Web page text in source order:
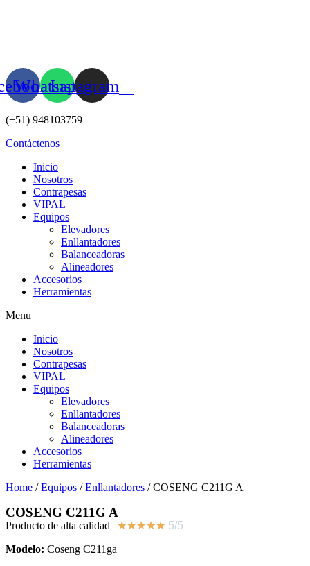
WhatsappInstagram
(+51) 948103759
Contáctenos
Inicio
Nosotros
Contrapesas
VIPAL
Equipos
Elevadores
Enllantadores
Balanceadoras
Alineadores
Accesorios
Herramientas
Menu
Inicio
Nosotros
Contrapesas
VIPAL
Equipos
Elevadores
Enllantadores
Balanceadoras
Alineadores
Accesorios
Herramientas
Home /Equipos /Enllantadores / COSENG C211G A
COSENG C211G A
Producto de alta calidad ★★★★★ 5/5
Modelo: Coseng C211ga